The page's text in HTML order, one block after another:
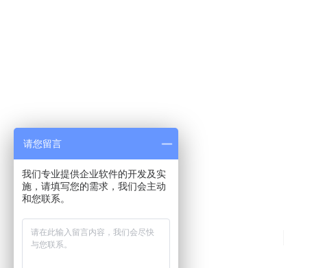
网      址： www.vessel-solutions.com
办公地址： 上海市黄浦区建国东路525号巴士大厦508室
请您留言
我们专业提供企业软件的开发及实
施，请填写您的需求，我们会主动
和您联系。